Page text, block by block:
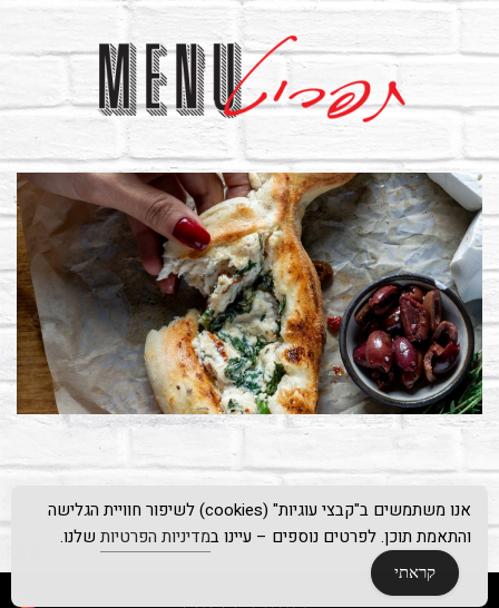
הצהרת נגישות
אנו משתמשים ב"קבצי עוגיות" (cookies) לשיפור חוויית הגלישה
והתאמת תוכן. לפרטים נוספים – עיינו במדיניות הפרטיות שלנו.
קראתי